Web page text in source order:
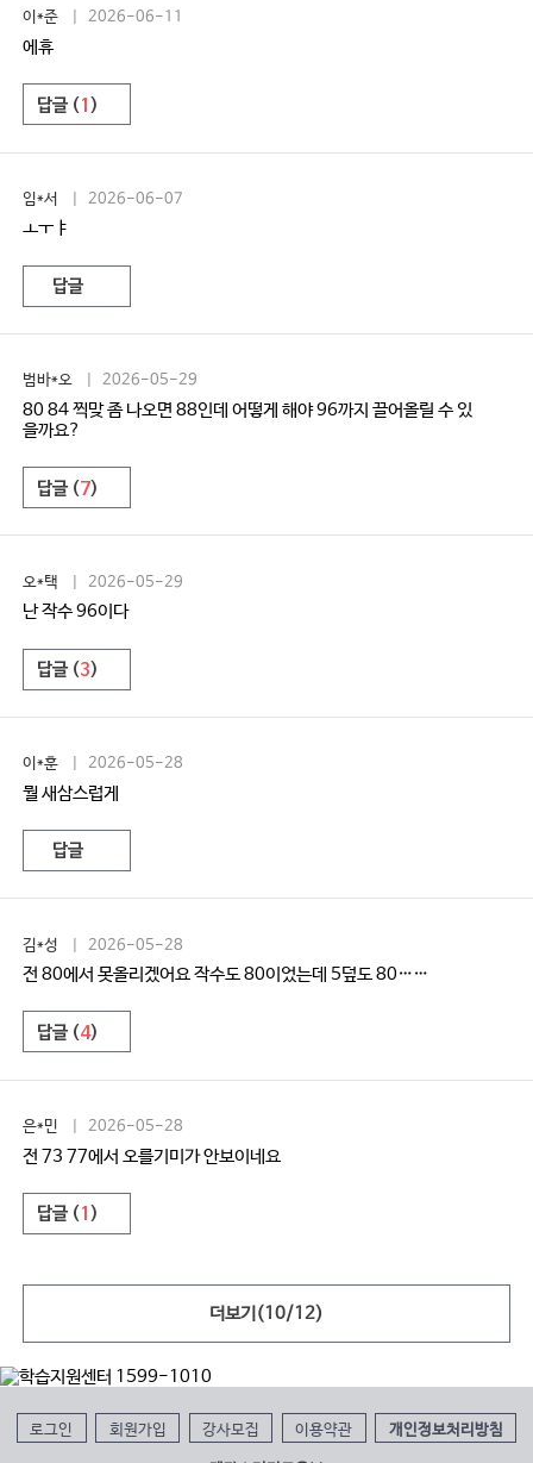
이*준 | 2026-06-11
에휴
답글 ( 1 )
임*서 | 2026-06-07
ㅗㅜㅑ
답글
범바*오 | 2026-05-29
80 84 찍맞 좀 나오면 88인데 어떻게 해야 96까지 끌어올릴 수 있
을까요?
답글 (7)
오*택 | 2026-05-29
난 작수 96이다
답글 (3)
이*훈 | 2026-05-28
뭘 새삼스럽게
답글
김*성 | 2026-05-28
전 80에서 못올리겠어요 작수도 80이었는데 5덮도 80……
답글 (4)
은*민 | 2026-05-28
전 73 77에서 오를기미가 안보이네요
답글 (1 )
더보기(10/12)
로그인 회원가입 강사모집 이용약관 개인정보처리방침